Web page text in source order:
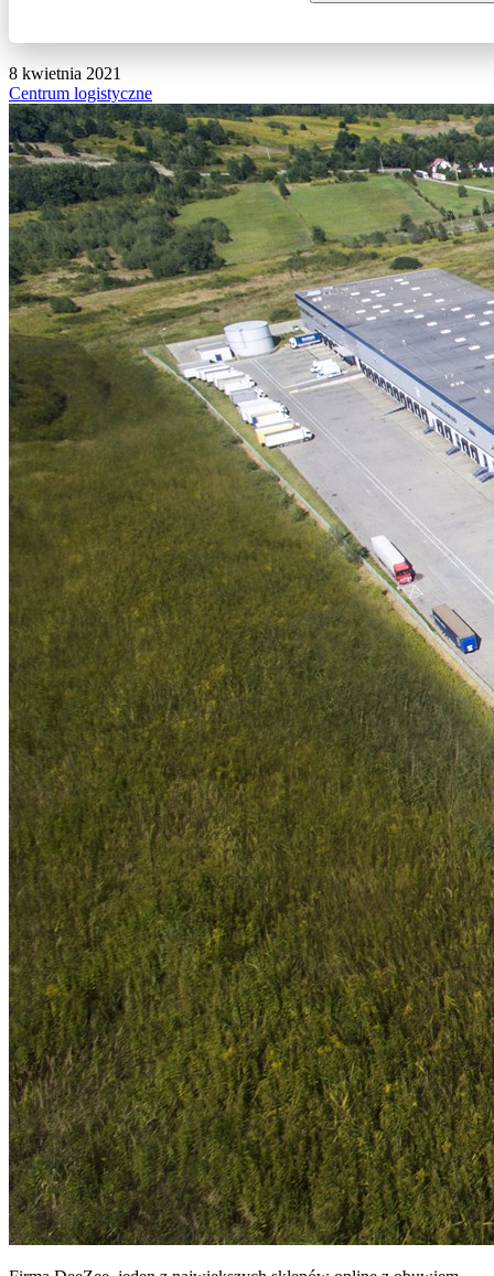
8 kwietnia 2021
Centrum logistyczne